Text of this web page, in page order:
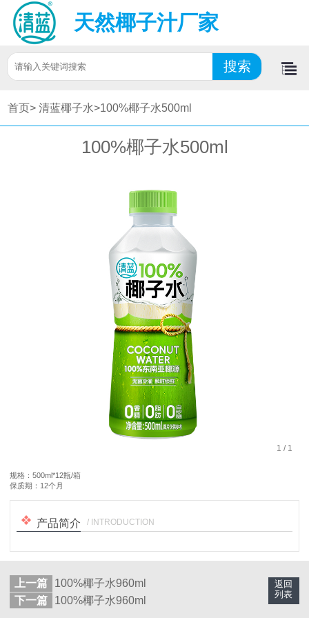
天然椰子汁厂家
首页> 清蓝椰子水>100%椰子水500ml
100%椰子水500ml
1 / 1
规格：500ml*12瓶/箱
保质期：12个月
产品简介 / INTRODUCTION
返回
列表
上一篇
100%椰子水960ml
下一篇
100%椰子水960ml